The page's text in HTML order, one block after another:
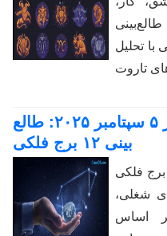
تحلیل
کشف سرنوشت شما در ۵ سپتامبر ۲۰۲۵: طالع
بینی ۱۲ برج فلکی
طالع بینی دقیق و کامل برای ۱۲ برج فلکی
شغلی،
اساس